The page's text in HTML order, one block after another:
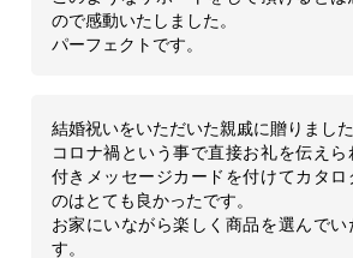
ので感動いたしました。
パーフェクトです。
結婚祝いをいただいた親戚に贈りました
コロナ禍という事で直接お礼を伝え
付きメッセージカードを付けてカタ
のはとても良かったです。
お家にいながら楽しく商品を選んでい
す。